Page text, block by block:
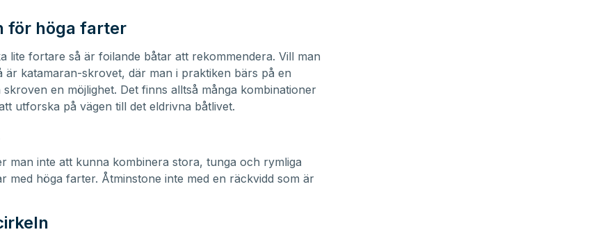
för höga farter
lite fortare så är foilande båtar att rekommendera. Vill man
är katamaran-skrovet, där man i praktiken bärs på en
skroven en möjlighet. Det finns alltså många kombinationer
utforska på vägen till det eldrivna båtlivet.
man inte att kunna kombinera stora, tunga och rymliga
med höga farter. Åtminstone inte med en räckvidd som är